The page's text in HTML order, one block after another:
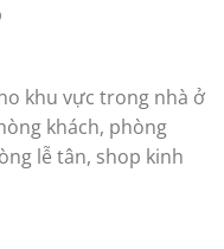
khu vực trong nhà ở
khách, phòng
lễ tân, shop kinh